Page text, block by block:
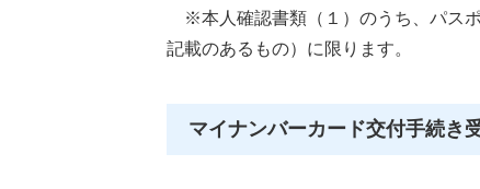
※本人確認書類（１）のうち、パス
記載のあるもの）に限ります。
マイナンバーカード交付手続き